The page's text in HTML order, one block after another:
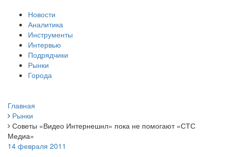
Новости
Аналитика
Инструменты
Интервью
Подрядчики
Рынки
Города
Главная
Рынки
Советы «Видео Интернешнл» пока не помогают «СТС
Медиа»
14 февраля 2011